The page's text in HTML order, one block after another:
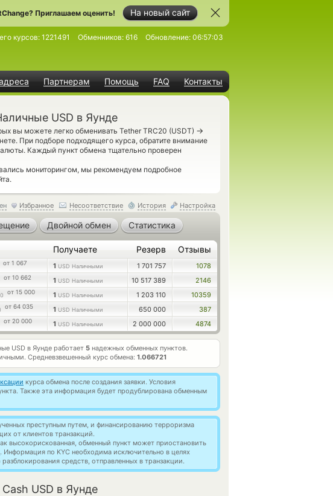
На новый сайт
Приглашаем оценить!
Партнерам Помощь FAQ Контакты
курсов: 1221491 Обменников: 616 Обновление: 06:57:03
USD в Яунде
вы можете легко обменивать Tether TRC20 (USDT) →
При подборе подходящего курса, обратите внимание
Каждый пункт обмена тщательно проверен
мониторингом, мы рекомендуем подробное
Избранное Несоответствие История Настройка
Двойной обмен Статистика
Получаете Резерв Отзывы
от 1 067 1 USD Наличными 1 701 757
1078
от 10 662 1 USD Наличными 10 517 389
2146
от 15 000 1 USD Наличными 1 203 110
10359
от 64 035 1 USD Наличными 650 000
387
от 20 000 1 USD Наличными 2 000 000 4874
USD в Яунде работает 5 надежных обменных пунктов.
Средневзвешенный курс обмена: 1.066721
курса обмена после создания заявки. Условия
Также эта информация будет продублирована обменным
преступным путем, и финансированию терроризма
от клиентов транзакций.
высокорискованная, обменный пункт может приостановить
. Информация по KYC необходима исключительно в целях
средств, отправленных в транзакции.
USD в Яунде